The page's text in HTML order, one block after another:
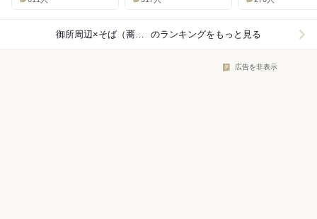
御所周辺×そば（蕎麦） のランキングをもっと見る
広告を非表示